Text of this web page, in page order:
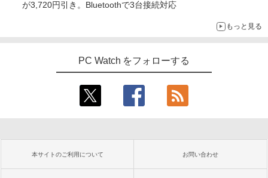
が3,720円引き。Bluetoothで3台接続対応
もっと見る
PC Watch をフォローする
本サイトのご利用について お問い合わせ